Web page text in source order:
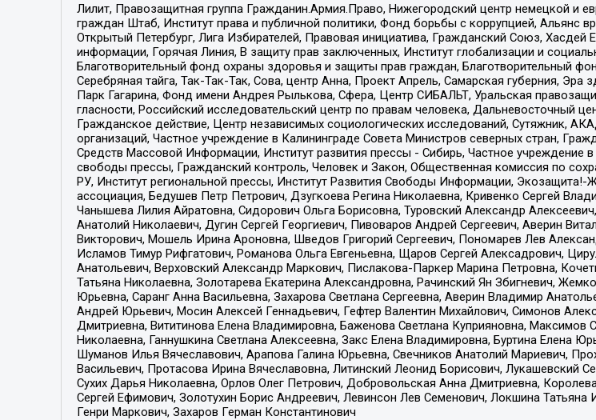
Лилит, Правозащитная группа Гражданин.Армия.Право, Нижегородский центр немецкой и
граждан Штаб, Институт права и публичной политики, Фонд борьбы с коррупцией,
Открытый Петербург, Лига Избирателей, Правовая инициатива, Гражданский Союз,
информации, Горячая Линия, В защиту прав заключенных, Институт глобализации и
Благотворительный фонд охраны здоровья и защиты прав граждан, Благотворительный
Серебряная тайга, Так-Так-Так, Сова, центр Анна, Проект Апрель, Самарская губерния,
Парк Гагарина, Фонд имени Андрея Рылькова, Сфера, Центр СИБАЛЬТ, Уральская
гласности, Российский исследовательский центр по правам человека, Дальневосточный
Гражданское действие, Центр независимых социологических исследований, Сутяжник,
организаций, Частное учреждение в Калининграде Совета Министров северных стран,
Средств Массовой Информации, Институт развития прессы - Сибирь, Частное учреждение
свободы прессы, Гражданский контроль, Человек и Закон, Общественная комиссия по
РУ, Институт региональной прессы, Институт Развития Свободы Информации,
ассоциация, Бедушев Петр Петрович, Дзугкоева Регина Николаевна, Кривенко Сергей
Чанышева Лилия Айратовна, Сидорович Ольга Борисовна, Туровский Александр
Анатолий Николаевич, Дугин Сергей Георгиевич, Пивоваров Андрей Сергеевич, Аверин
Викторович, Мошель Ирина Ароновна, Шведов Григорий Сергеевич, Пономарев Лев
Исламов Тимур Рифгатович, Романова Ольга Евгеньевна, Щаров Сергей Алексадрович,
Анатольевич, Верховский Александр Маркович, Пислакова-Паркер Марина Петровна,
Татьяна Николаевна, Золотарева Екатерина Александровна, Рачинский Ян Збигневич,
Юрьевна, Саранг Анна Васильевна, Захарова Светлана Сергеевна, Аверин Владимир
Андрей Юрьевич, Мосин Алексей Геннадьевич, Гефтер Валентин Михайлович, Симонов
Дмитриевна, Вититинова Елена Владимировна, Баженова Светлана Куприяновна, Максимов
Николаевна, Ганнушкина Светлана Алексеевна, Закс Елена Владимировна, Буртина Елена
Шуманов Илья Вячеславович, Арапова Галина Юрьевна, Свечников Анатолий Мариевич,
Васильевич, Протасова Ирина Вячеславовна, Литинский Леонид Борисович, Лукашевский
Сухих Дарья Николаевна, Орлов Олег Петрович, Добровольская Анна Дмитриевна,
Сергей Ефимович, Золотухин Борис Андреевич, Левинсон Лев Семенович, Локшина
Генри Маркович, Захаров Герман Константинович